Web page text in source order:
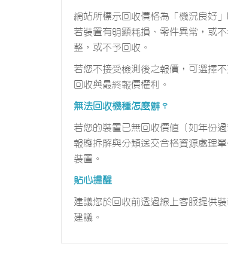
網站所標示回收價格為「機況良好
若裝置有明顯耗損、零件異常，或
整，或不予回收。
若您不接受檢測後之報價，可選擇
回收與最終報價權利。
無法回收機種怎麼辦？
若您的裝置已無回收價值（如年份
報廢拆解與分類送交合格資源處理
裝置。
貼心提醒
建議您於回收前透過線上客服提供
建議。